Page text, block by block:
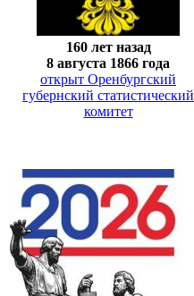
160 лет назад
8 августа 1866 года
открыт Оренбургский
губернский статистический
комитет